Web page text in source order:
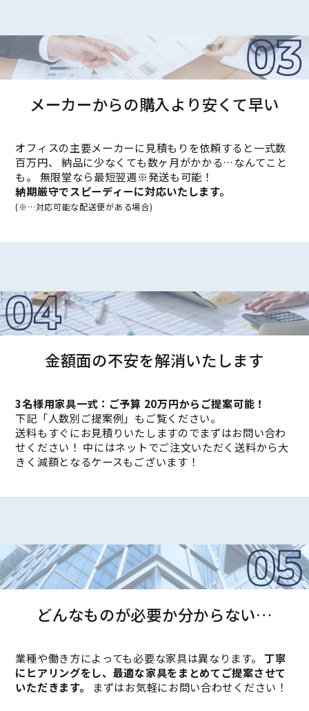
メーカーからの購入より安くて早い
オフィスの主要メーカーに見積もりを依頼すると一式数
百万円、 納品に少なくても数ヶ月がかかる…なんてこと
も。 無限堂なら最短翌週※発送も可能！
納期厳守でスピーディーに対応いたします。
(※…対応可能な配送便がある場合)
金額面の不安を解消いたします
3名様用家具一式：ご予算 20万円からご提案可能！
下記「人数別ご提案例」もご覧ください。
送料もすぐにお見積りいたしますのでまずはお問い合わ
せください！ 中にはネットでご注文いただく送料から大
きく減額となるケースもございます！
どんなものが必要か分からない…
業種や働き方によっても必要な家具は異なります。丁寧
にヒアリングをし、最適な家具をまとめてご提案させて
いただきます。
まずはお気軽にお問い合わせください！